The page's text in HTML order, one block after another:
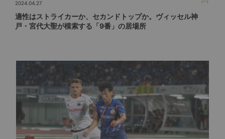
2024.04.27
適性はストライカーか、セカンドトップか。ヴィッセル神
戸・宮代大聖が模索する「9番」の居場所